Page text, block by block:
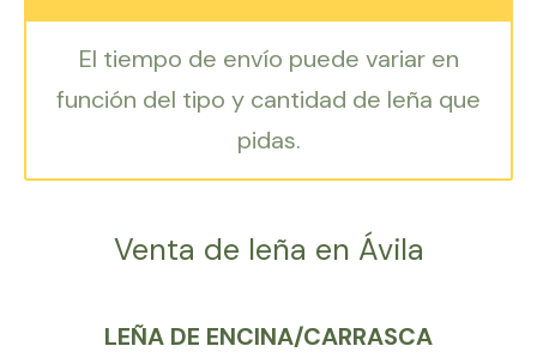
El tiempo de envío puede variar en
función del tipo y cantidad de leña que
pidas.
Venta de leña en Ávila
LEÑA DE ENCINA/CARRASCA